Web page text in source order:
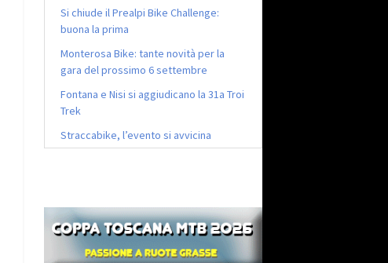
Si chiude il Prealpi Bike Challenge:
buona la prima
Monterosa Bike: tante novità per la
gara del prossimo 6 settembre
Fontana e Nisi si aggiudicano la 31a Troi
Trek
Straccabike, l’evento si avvicina